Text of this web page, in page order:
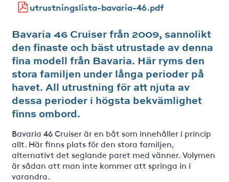
utrustningslista-bavaria-46.pdf
Bavaria 46 Cruiser från 2009, sannolikt
den finaste och bäst utrustade av denna
fina modell från Bavaria. Här ryms den
stora familjen under långa perioder på
havet. All utrustning för att njuta av
dessa perioder i högsta bekvämlighet
finns ombord.
Bavaria 46 Cruiser är en båt som innehåller i princip
allt. Här finns plats för den stora familjen,
alternativt det seglande paret med vänner. Volymen
är sådan att man inte kommer att springa in i
varandra.